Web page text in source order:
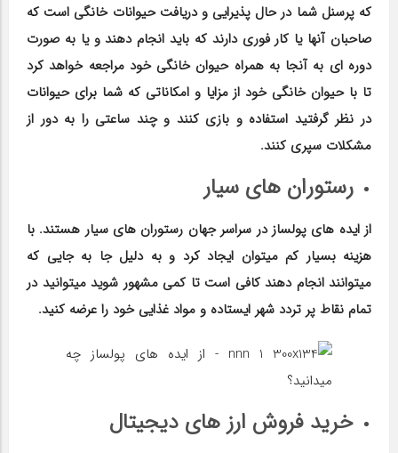
که پرسنل شما در حال پذیرایی و دریافت حیوانات خانگی است که
صاحبان آنها یا کار فوری دارند که باید انجام دهند و یا به صورت
دوره ای به آنجا به همراه حیوان خانگی خود مراجعه خواهد کرد
تا با حیوان خانگی خود از مزایا و امکاناتی که شما برای حیوانات
در نظر گرفتید استفاده و بازی کنند و چند ساعتی را به دور از
مشکلات سپری کنند.
رستوران های سیار
از ایده های پولساز در سراسر جهان رستوران های سیار هستند. با
هزینه بسیار کم میتوان ایجاد کرد و به دلیل جا به جایی که
میتوانند انجام دهند کافی است تا کمی مشهور شوید میتوانید در
تمام نقاط پر تردد شهر ایستاده و مواد غذایی خود را عرضه کنید.
خرید فروش ارز های دیجیتال